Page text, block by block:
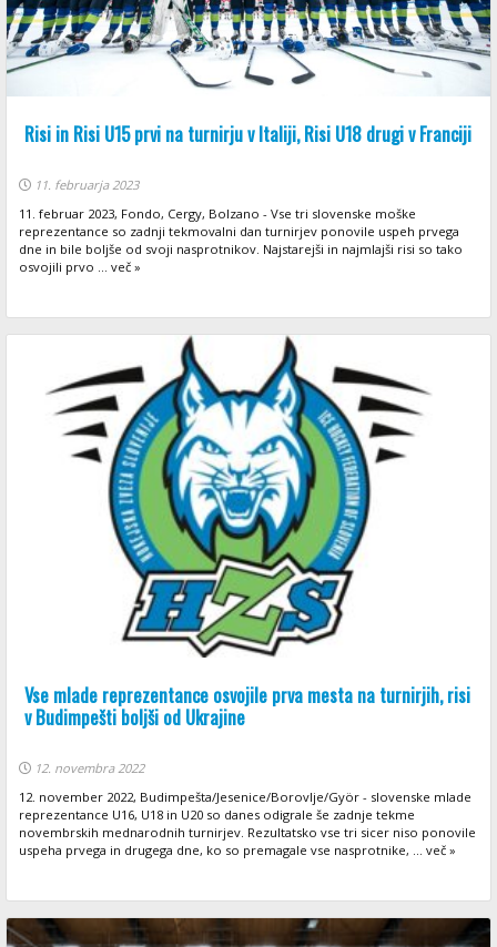
Risi in Risi U15 prvi na turnirju v Italiji, Risi U18 drugi v Franciji
11. februarja 2023
11. februar 2023, Fondo, Cergy, Bolzano - Vse tri slovenske moške
reprezentance so zadnji tekmovalni dan turnirjev ponovile uspeh prvega
dne in bile boljše od svoji nasprotnikov. Najstarejši in najmlajši risi so tako
osvojili prvo ... več »
Vse mlade reprezentance osvojile prva mesta na turnirjih, risi
v Budimpešti boljši od Ukrajine
12. novembra 2022
12. november 2022, Budimpešta/Jesenice/Borovlje/Györ - slovenske mlade
reprezentance U16, U18 in U20 so danes odigrale še zadnje tekme
novembrskih mednarodnih turnirjev. Rezultatsko vse tri sicer niso ponovile
uspeha prvega in drugega dne, ko so premagale vse nasprotnike, ... več »